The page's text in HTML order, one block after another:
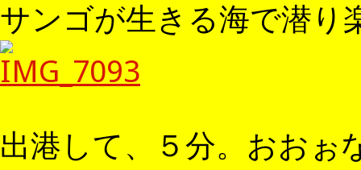
サンゴが生きる海で潜り
出港して、５分。おおぉ